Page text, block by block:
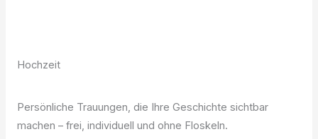
Hochzeit
Persönliche Trauungen, die Ihre Geschichte sichtbar
machen – frei, individuell und ohne Floskeln.